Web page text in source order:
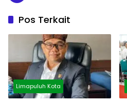
Pos Terkait
Limapuluh Kota